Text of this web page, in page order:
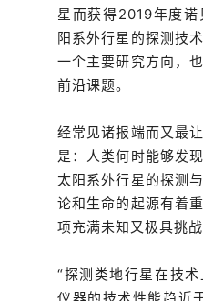
星而获得2019年度
阳系外行星的探测技
一个主要研究方向，
前沿课题。
经常见诸报端而又最
是：人类何时能够发
太阳系外行星的探测
论和生命的起源有着
项充满未知又极具挑战
“探测类地行星在技术